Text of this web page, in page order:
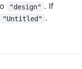
"design" . If
"Untitled" .